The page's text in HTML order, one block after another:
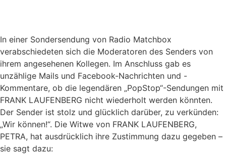
In einer Sondersendung von Radio Matchbox
verabschiedeten sich die Moderatoren des Senders von
ihrem angesehenen Kollegen. Im Anschluss gab es
unzählige Mails und Facebook-Nachrichten und -
Kommentare, ob die legendären „PopStop“-Sendungen mit
FRANK LAUFENBERG nicht wiederholt werden könnten.
Der Sender ist stolz und glücklich darüber, zu verkünden:
„Wir können!“. Die Witwe von FRANK LAUFENBERG,
PETRA, hat ausdrücklich ihre Zustimmung dazu gegeben –
sie sagt dazu: